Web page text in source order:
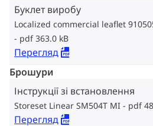
Буклет виробу
Localized commercial leaflet
pdf 363.0 kB
Перегляд
Брошури
Інструкції зі встановлення
Storeset Linear SM504T MI pdf
Перегляд